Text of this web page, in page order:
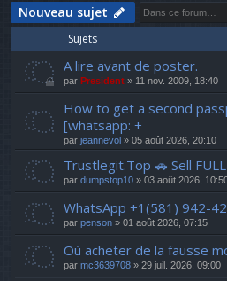
pi
Nouveau sujet
Sujets
A lire avant de poster.
par President » 11 nov. 2009, 18:40
How to get a second
[whatsapp: +
par jeannevol » 05 août 2026, 20:10
Trustlegit.Top 🚗 Sell
par dumpstop10 » 03 août 2026,
WhatsApp +1(581) 942-
par penson » 01 août 2026, 07:15
Où acheter de la fausse
par mc3639708 » 29 juil. 2026, 09:00